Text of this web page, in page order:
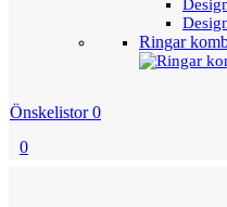
Ringar
Önskelistor 0
0